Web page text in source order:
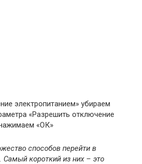
электропитанием» убираем
«Разрешить отключение
«ОК»
способов перейти в
Самый короткий из них – это